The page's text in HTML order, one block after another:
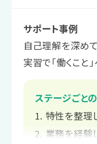
まずは1日2〜3
ムを受講し、
を学びます。
サポート例
ご本人と相
スや目標に合
サポート事例
自己理解を深め
実習で「働くこと
ステージごと
特性を整理
業務を経験